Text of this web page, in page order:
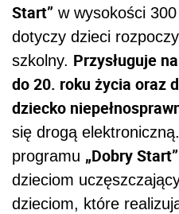
Start” w wysokości 300
dotyczy dzieci
szkolny. Przysługuje
do 20. roku życia oraz
dziecko
się drogą
programu „Dobry Start”
dzieciom
dzieciom, które